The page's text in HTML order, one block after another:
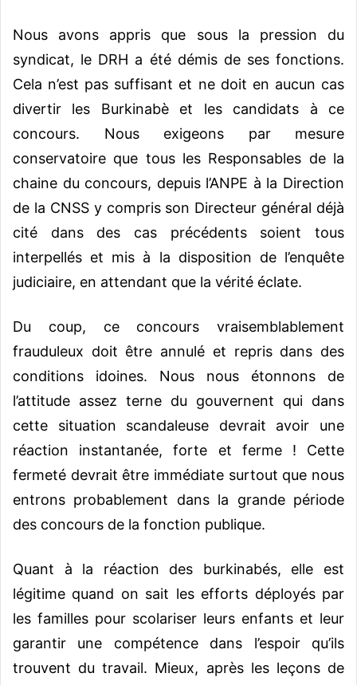
Nous avons appris que sous la pression du
syndicat, le DRH a été démis de ses fonctions.
Cela n’est pas suffisant et ne doit en aucun cas
divertir les Burkinabè et les candidats à ce
concours. Nous exigeons par mesure
conservatoire que tous les Responsables de la
chaine du concours, depuis l’ANPE à la Direction
de la CNSS y compris son Directeur général déjà
cité dans des cas précédents soient tous
interpellés et mis à la disposition de l’enquête
judiciaire, en attendant que la vérité éclate.
Du coup, ce concours vraisemblablement
frauduleux doit être annulé et repris dans des
conditions idoines. Nous nous étonnons de
l’attitude assez terne du gouvernent qui dans
cette situation scandaleuse devrait avoir une
réaction instantanée, forte et ferme ! Cette
fermeté devrait être immédiate surtout que nous
entrons probablement dans la grande période
des concours de la fonction publique.
Quant à la réaction des burkinabés, elle est
légitime quand on sait les efforts déployés par
les familles pour scolariser leurs enfants et leur
garantir une compétence dans l’espoir qu’ils
trouvent du travail. Mieux, après les leçons de